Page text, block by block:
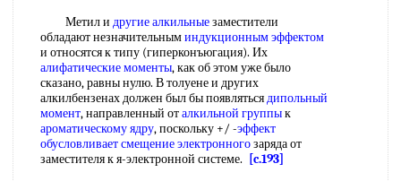
Метил и другие алкильныезаместители
обладают незначительныминдукционным эффектом
и относятся к типу (гиперконъюгация). Их
алифатические моменты, как об этом уже было
сказано, равны нулю. В толуене и других
алкилбензенах должен был бы появлятьсядипольный
момент, направленный оталкильной группык
ароматическому ядру, поскольку +/ -эффект
обусловливаетсмещение электронногозаряда от
заместителя к я-электронной системе.
[c.193]